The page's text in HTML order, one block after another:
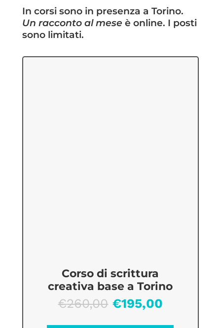
In corsi sono in presenza a Torino.
Un racconto al meseè online. I posti
sono limitati.
Corso di scrittura
creativa base a Torino
€260,00 Il
€195,00